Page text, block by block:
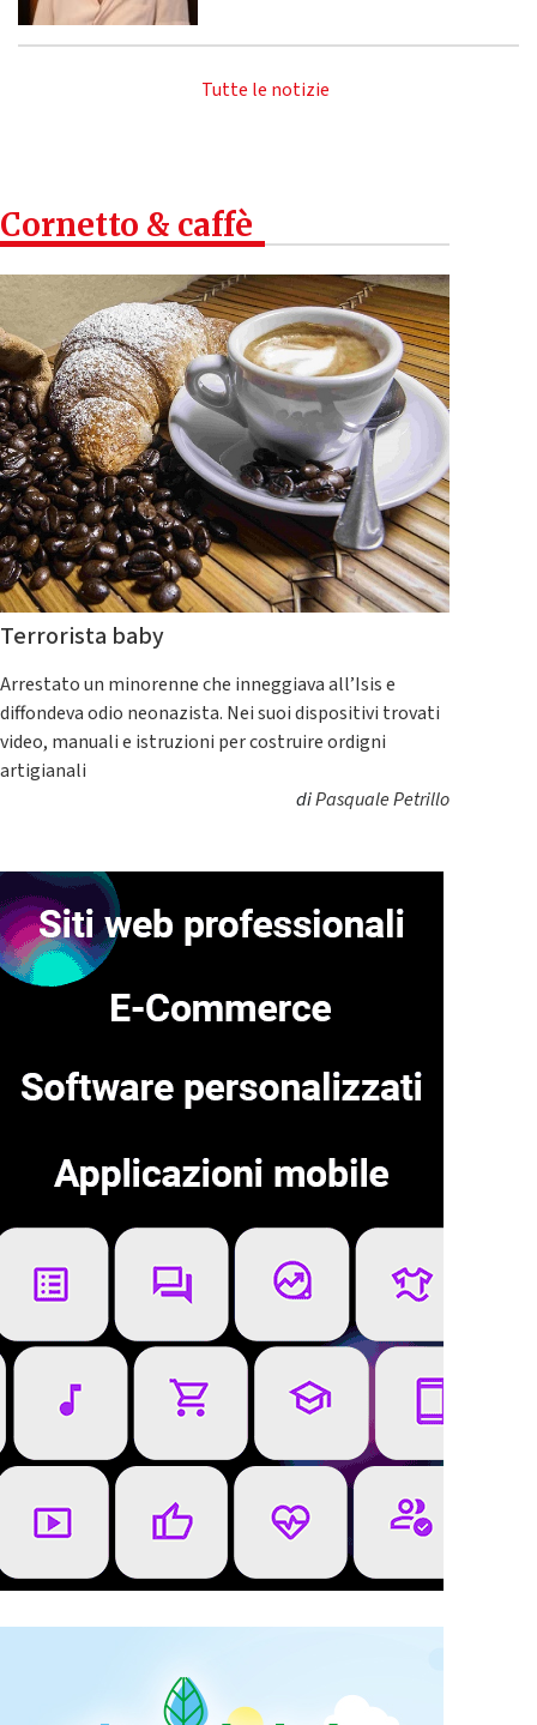
Tutte le notizie
Cornetto & caffè
Terrorista baby
Arrestato un minorenne che inneggiava all’Isis e
diffondeva odio neonazista. Nei suoi dispositivi trovati
video, manuali e istruzioni per costruire ordigni
artigianali
diPasquale Petrillo